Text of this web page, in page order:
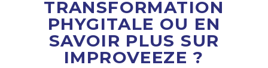
TRANSFORMATION
PHYGITALE OU EN
SAVOIR PLUS SUR
IMPROVEEZE ?